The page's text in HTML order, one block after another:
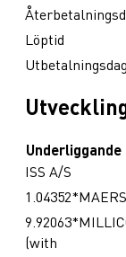
Löptid
Utbetalningsdag
Underliggande
ISS A/S
(with